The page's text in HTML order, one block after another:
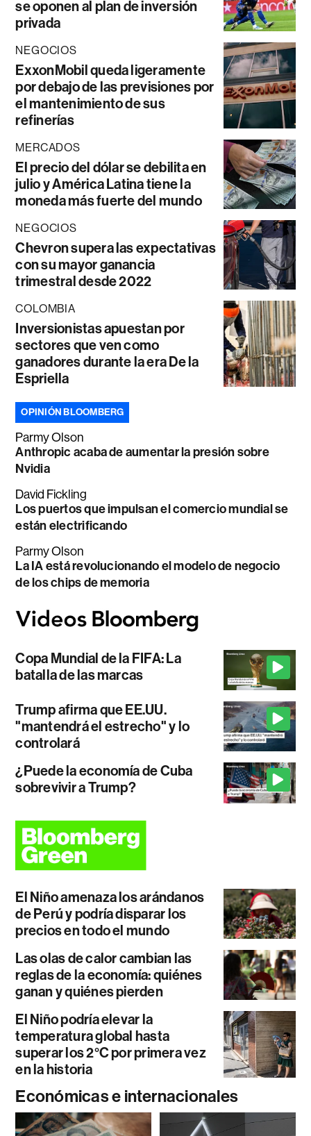
se oponen al plan de inversión
privada
NEGOCIOS
ExxonMobil queda ligeramente
por debajo de las previsiones por
el mantenimiento de sus
refinerías
MERCADOS
El precio del dólar se debilita en
julio y América Latina tiene la
moneda más fuerte del mundo
NEGOCIOS
Chevron supera las expectativas
con su mayor ganancia
trimestral desde 2022
COLOMBIA
Inversionistas apuestan por
sectores que ven como
ganadores durante la era De la
Espriella
OPINIÓN BLOOMBERG
Parmy Olson
Anthropic acaba de aumentar la presión sobre
Nvidia
David Fickling
Los puertos que impulsan el comercio mundial se
están electrificando
Parmy Olson
La IA está revolucionando el modelo de negocio
de los chips de memoria
Copa Mundial de la FIFA: La
batalla de las marcas
Trump afirma que EE.UU.
"mantendrá el estrecho" y lo
controlará
¿Puede la economía de Cuba
sobrevivir a Trump?
El Niño amenaza los arándanos
de Perú y podría disparar los
precios en todo el mundo
Las olas de calor cambian las
reglas de la economía: quiénes
ganan y quiénes pierden
El Niño podría elevar la
temperatura global hasta
superar los 2°C por primera vez
en la historia
Económicas e internacionales